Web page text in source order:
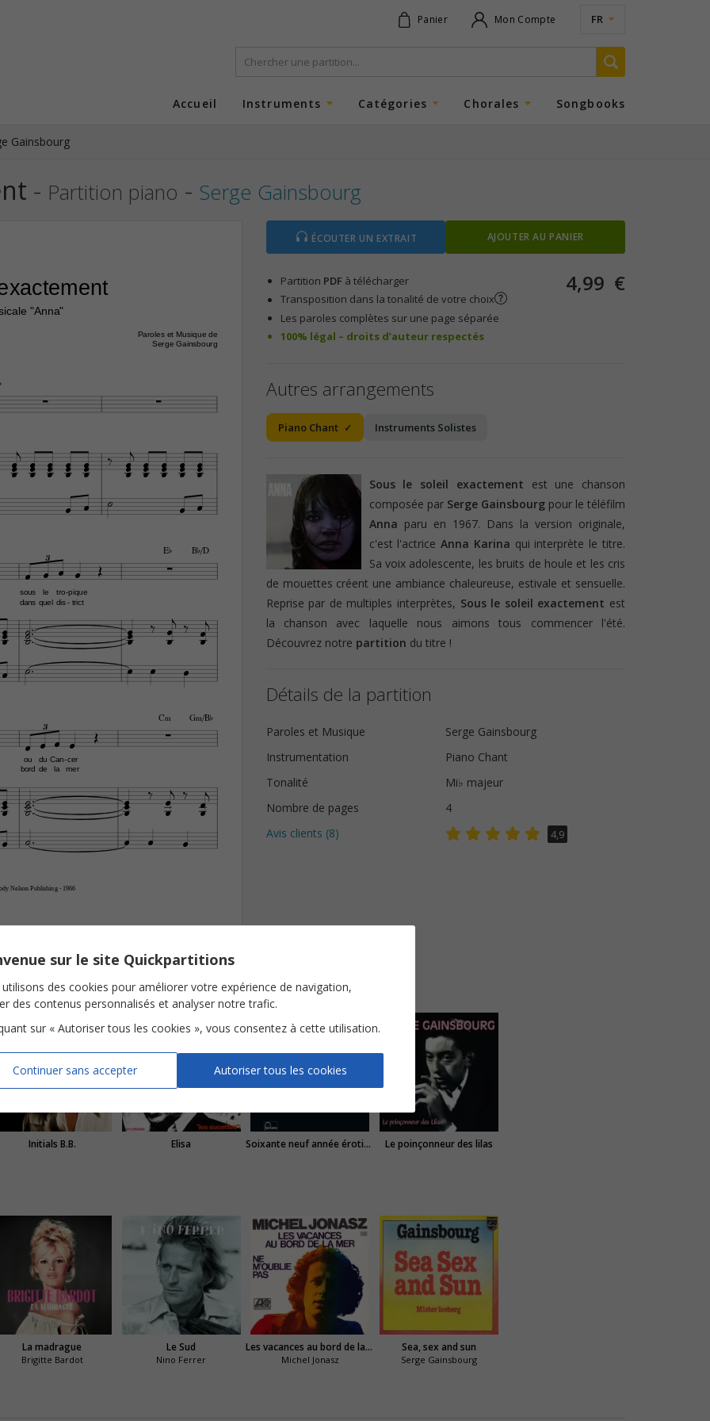
Panier Mon Compte FR
Accueil Instruments Catégories Chorales Songbooks
Gainsbourg
- Partition piano - Serge Gainsbourg
Paroles et Musique de
Serge Gainsbourg
Nelson Publishing - 1966
sous
dans
le
quel
tro
dis
pique
trict
-
-
E¨ B¨/D
ou
bord
du
de
Can
la
cer
mer
-
C‹ G‹/B¨
 
"Anna"

3

3





 

 

 

  




 

 

 


    
    


 

 

  
  

    
    


 

 

 

 


    
ÉCOUTER UN EXTRAIT AJOUTER AU PANIER
Partition PDF à télécharger
Transposition dans la tonalité de votre choix
Les paroles complètes sur une page séparée
100% légal – droits d’auteur respectés
4,99 €
Autres arrangements
Piano Chant Instruments Solistes
Sous le soleil exactement est une chanson
composée par Serge Gainsbourgpour le téléfilm
Anna paru en 1967. Dans la version originale,
c'est l'actriceAnna Karina qui interprète le titre.
Sa voix adolescente, les bruits de houle et les cris
de mouettes créent une ambiance chaleureuse, estivale et sensuelle.
Reprise par de multiples interprètes, Sous le soleil exactement est
la chanson avec laquelle nous aimons tous commencer l'été.
Découvrez notre partition du titre !
Détails de la partition
Paroles et Musique
Serge Gainsbourg
Instrumentation
Piano Chant
Tonalité
Mi♭ majeur
Nombre de pages
4
Avis clients (8) 4,9
Initials B.B. Elisa Soixante neuf année érotique (69 année érotique) Le poinçonneur des lilas
La madrague
Brigitte Bardot
Le Sud
Nino Ferrer
Les vacances au bord de la mer
Michel Jonasz
Sea, sex and sun
Serge Gainsbourg
sur le site Quickpartitions
des cookies pour améliorer votre expérience de navigation,
des contenus personnalisés et analyser notre trafic.
sur « Autoriser tous les cookies », vous consentez à cette utilisation.
Continuer sans accepter Autoriser tous les cookies